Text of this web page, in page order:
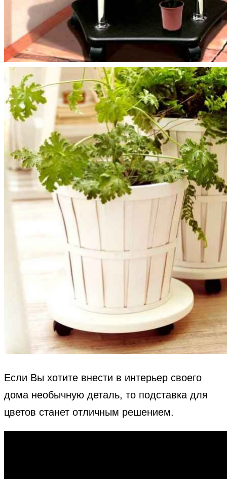
Если Вы хотите внести в интерьер своего
дома необычную деталь, то подставка для
цветов станет отличным решением.